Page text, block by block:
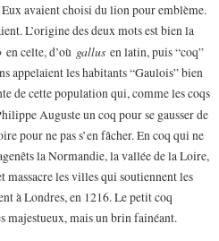
avaient choisi du lion pour emblème.
L’origine des deux mots est bien la
en celte, d’où gallus en latin, puis “coq”
appelaient les habitants “Gaulois” bien
de cette population qui, comme les coqs
Auguste un coq pour se gausser de
pour ne pas s’en fâcher. En coq qui ne
la Normandie, la vallée de la Loire,
massacre les villes qui soutiennent les
à Londres, en 1216. Le petit coq
majestueux, mais un brin fainéant.